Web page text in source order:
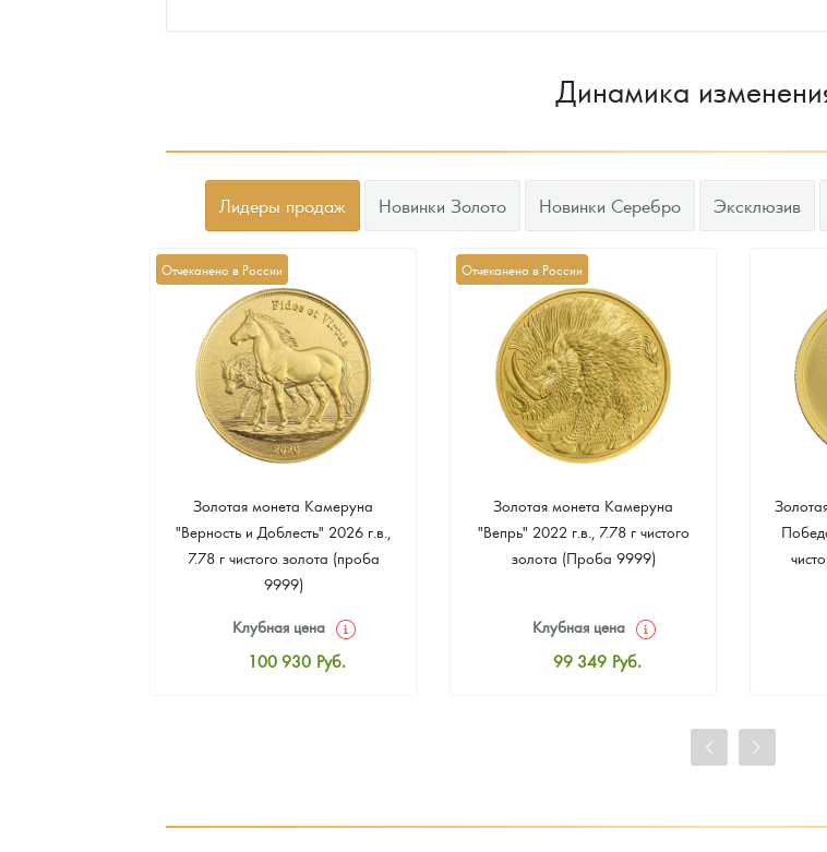
Динамика
Лидеры продаж Новинки Золото Новинки Серебро Эксклюзив
Отчеканено в России
Золотая монета Камеруна
"Верность и Доблесть" 2026 г.в.,
7.78 г чистого золота (проба
9999)
Клубная цена
100 930 Руб.
Отчеканено в России
Золотая монета Камеруна
"Вепрь" 2022 г.в., 7.78 г чистого
золота (Проба 9999)
Клубная цена
99 349 Руб.